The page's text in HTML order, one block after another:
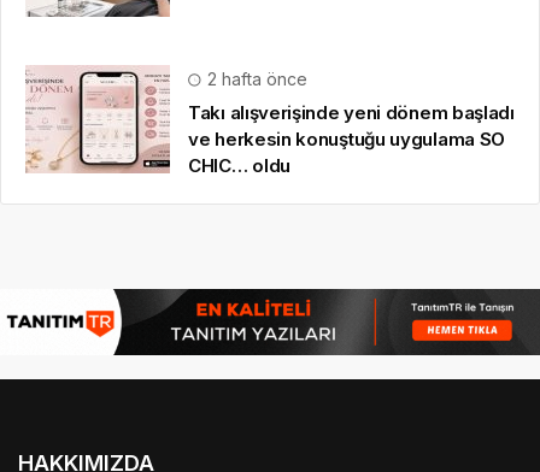
2 hafta önce
Takı alışverişinde yeni dönem başladı
ve herkesin konuştuğu uygulama SO
CHIC… oldu
HAKKIMIZDA